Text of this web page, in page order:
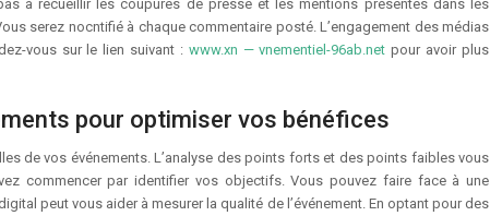
à recueillir les coupures de presse et les mentions présentes dans les
serez nocntifié à chaque commentaire posté. L’engagement des médias
vous sur le lien suivant : www.xn — vnementiel-96ab.net pour avoir plus
pour optimiser vos bénéfices
de vos événements. L’analyse des points forts et des points faibles vous
commencer par identifier vos objectifs. Vous pouvez faire face à une
peut vous aider à mesurer la qualité de l’événement. En optant pour des